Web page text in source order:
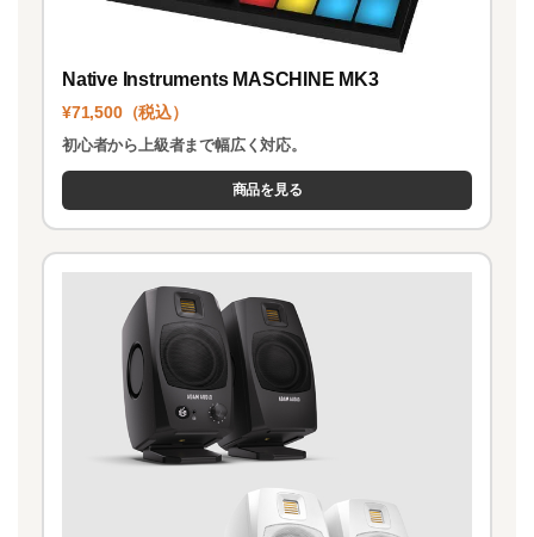
Native Instruments MASCHINE MK3
¥71,500（税込）
初心者から上級者まで幅広く対応。
商品を見る